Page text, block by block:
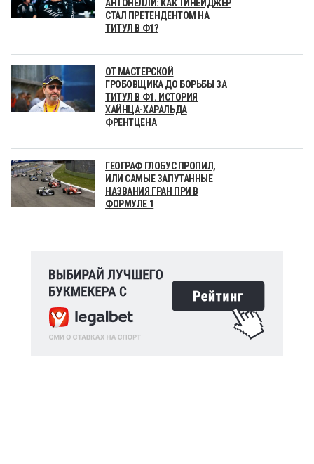
АНТОНЕЛЛИ: КАК ТИНЕЙДЖЕР
СТАЛ ПРЕТЕНДЕНТОМ НА
ТИТУЛ В Ф1?
ОТ МАСТЕРСКОЙ
ГРОБОВЩИКА ДО БОРЬБЫ ЗА
ТИТУЛ В Ф1. ИСТОРИЯ
ХАЙНЦА-ХАРАЛЬДА
ФРЕНТЦЕНА
ГЕОГРАФ ГЛОБУС ПРОПИЛ,
ИЛИ САМЫЕ ЗАПУТАННЫЕ
НАЗВАНИЯ ГРАН ПРИ В
ФОРМУЛЕ 1